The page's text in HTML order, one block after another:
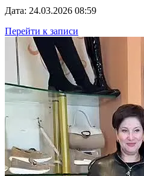
Дата: 24.03.2026 08:59
Перейти к записи